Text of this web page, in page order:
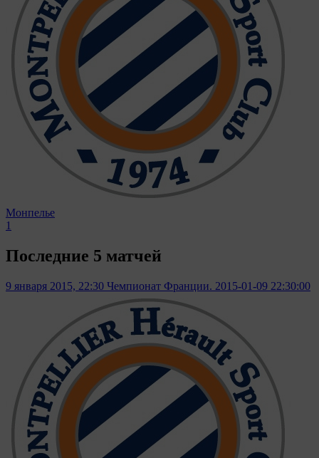
Монпелье
1
Последние 5 матчей
9 января 2015, 22:30 Чемпионат Франции. 2015-01-09 22:30:00